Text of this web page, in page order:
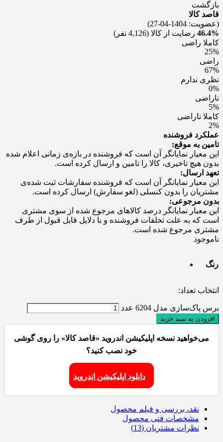
بازگشت
قاصد کالا
(عضویت: 1404-04-27)
46.4% رضایت از کالا (4,126 نفر)
کاملا راضی
25%
راضی
67%
نظری ندارم
0%
ناراضی
5%
کاملا ناراضی
2%
عملکرد فروشنده
تامین به موقع:
این معیار نمایانگر آن است که فروشنده در بازه‌ی زمانی اعلام شده
بدون هیچ تاخیری، کالا را تامین و ارسال کرده است.
تعهد ارسال:
این معیار نمایانگر آن است که فروشنده سفارشات ثبت شده‌ی
مشتریان را بدون کنسلی (لغو سفارش) ارسال کرده است.
بدون مرجوعی:
این معیار نمایانگر درصد کالاهای مرجوع شده از سوی مشتری
است که به علت تخلفات فروشنده و با دلایل قابل قبول از طرف
مشتری مرجوع شده است.
ناموجود
رنگ
انتخاب تعداد:
برس پاک‌سازی مدل 6204 عدد
افزودن به سبد خرید
می‌خواهید نسخه اپلیکیشن اندروید «قاصد کالا» را روی گوشی
خود نصب کنید؟
دانلود اپلیکیشن اندروید
نقد، بررسی و فیلم محصول
مشخصات فنی محصول
نظرات مشتریان (13)